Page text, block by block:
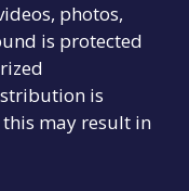
photos,
is protected
is
may result in